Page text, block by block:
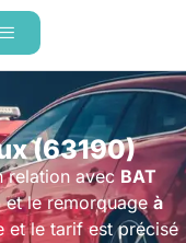
(63190)
relation avec BAT
et le remorquageà
et le tarif est précisé